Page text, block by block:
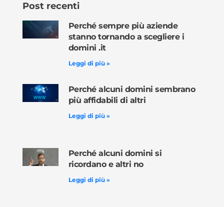
Post recenti
Perché sempre più aziende
stanno tornando a scegliere i
domini .it
Leggi di più »
Perché alcuni domini sembrano
più affidabili di altri
Leggi di più »
Perché alcuni domini si
ricordano e altri no
Leggi di più »